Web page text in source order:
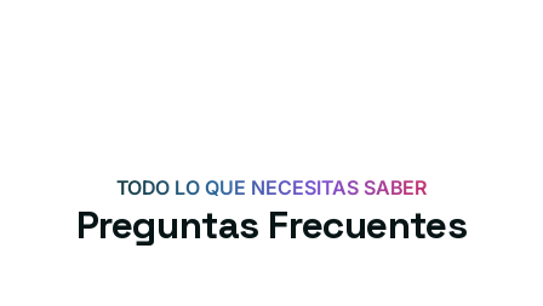
TODO LO QUE NECESITAS SABER
Preguntas Frecuentes